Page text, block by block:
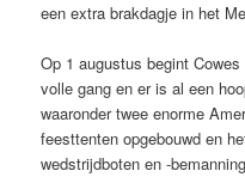
een extra brakdagje in het
Op 1 augustus begint
volle gang en er is al een
waaronder twee enorme
feesttenten opgebouwd en
wedstrijdboten en -